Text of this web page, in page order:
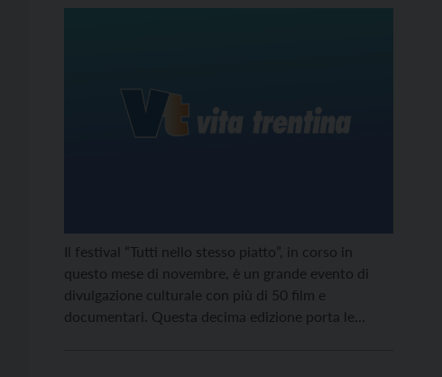
Il festival “Tutti nello stesso piatto”, in corso in
questo mese di novembre, è un grande evento di
divulgazione culturale con più di 50 film e
documentari. Questa decima edizione porta le